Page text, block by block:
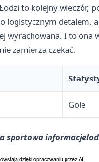
to kolejny wieczór,
logistycznym detalem,
wyrachowana. I to ona
zamierza czekać.
Gole
sportowa